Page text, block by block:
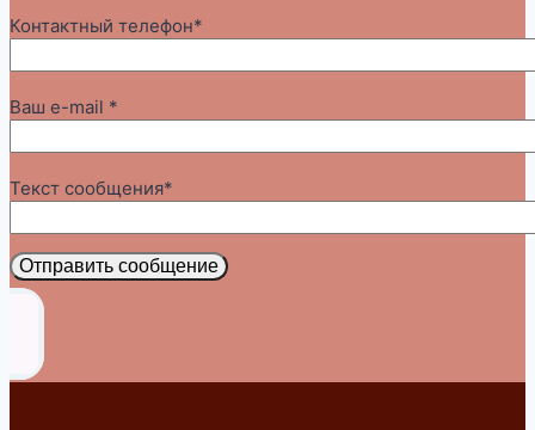
Контактный телефон*
Ваш e-mail *
Текст сообщения*
Отправить сообщение